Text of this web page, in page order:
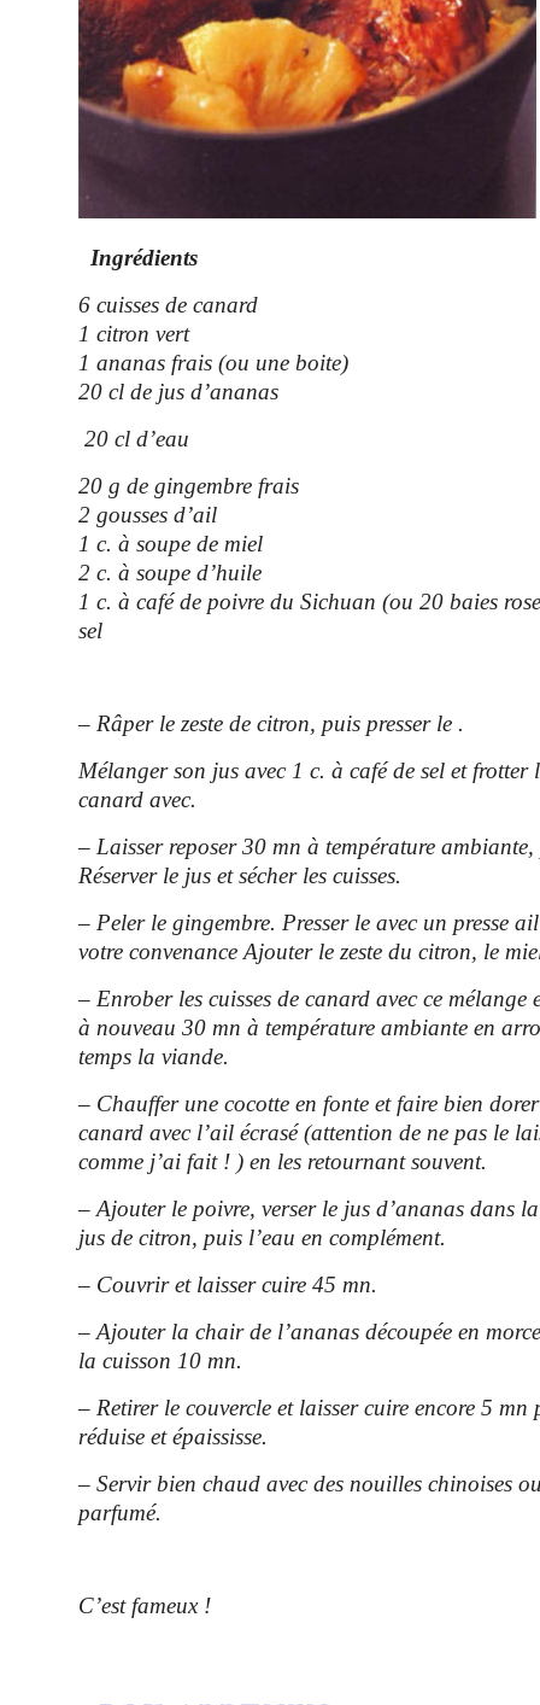
Ingrédients
6 cuisses de canard
1 citron vert
1 ananas frais (ou une boite)
20 cl de jus d’ananas
20 cl d’eau
20 g de gingembre frais
2 gousses d’ail
1 c. à soupe de miel
2 c. à soupe d’huile
1 c. à café de poivre du Sichuan (ou 20 baies
sel
– Râper le zeste de citron, puis presser le .
Mélanger son jus avec 1 c. à café de sel et frotter
canard avec.
– Laisser reposer 30 mn à température
Réserver le jus et sécher les cuisses.
– Peler le gingembre. Presser le avec un presse
votre convenance Ajouter le zeste du citron, le
– Enrober les cuisses de canard avec ce mélange
à nouveau 30 mn à température ambiante en
temps la viande.
– Chauffer une cocotte en fonte et faire bien dorer
canard avec l’ail écrasé (attention de ne pas le
comme j’ai fait ! ) en les retournant souvent.
– Ajouter le poivre, verser le jus d’ananas dans
jus de citron, puis l’eau en complément.
– Couvrir et laisser cuire 45 mn.
– Ajouter la chair de l’ananas découpée en
la cuisson 10 mn.
– Retirer le couvercle et laisser cuire encore 5 mn
réduise et épaississe.
– Servir bien chaud avec des nouilles chinoises
parfumé.
C’est fameux !